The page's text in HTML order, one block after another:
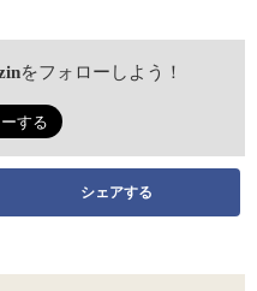
をフォローしよう！
シェアする